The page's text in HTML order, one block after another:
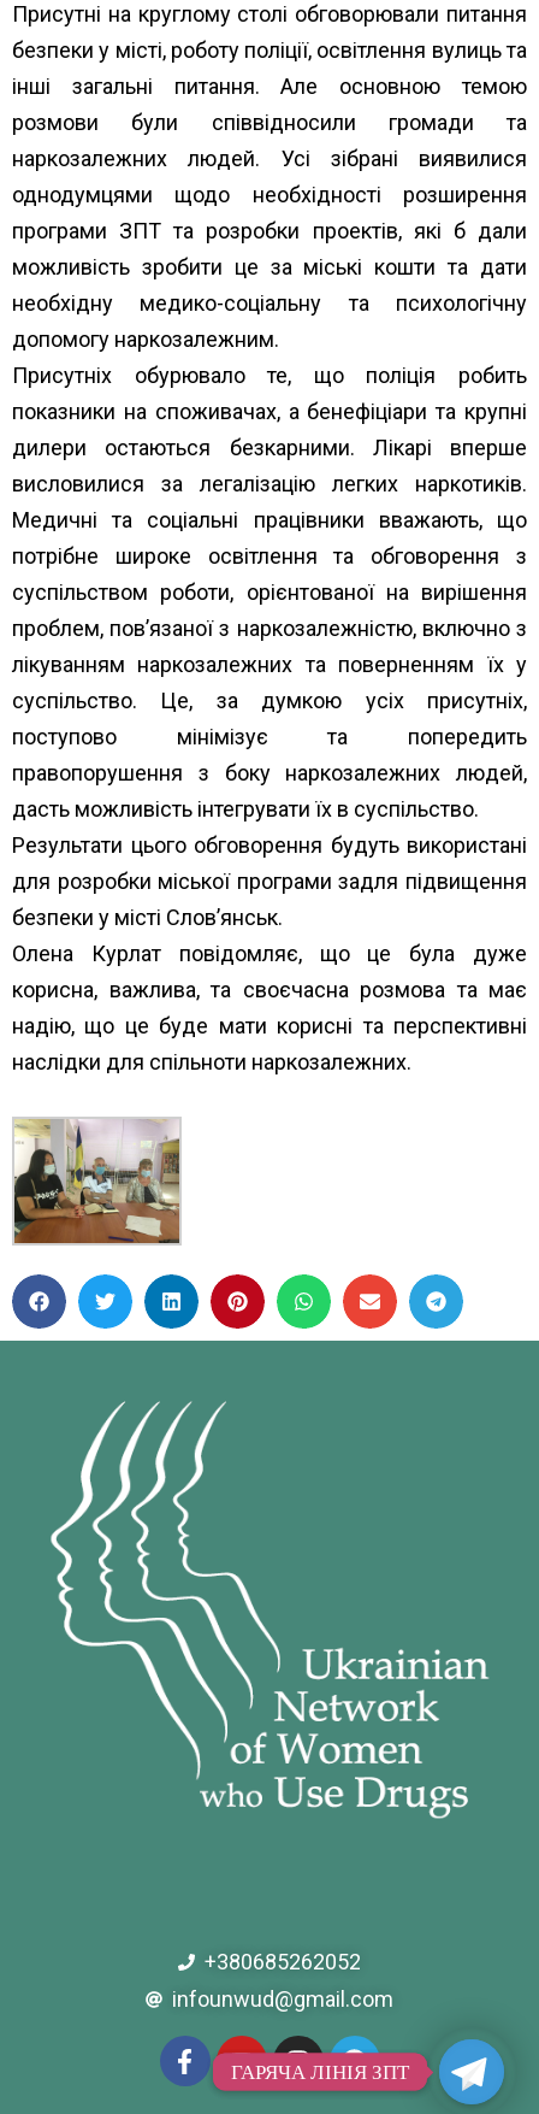
Присутні на круглому столі обговорювали питання
безпеки у місті, роботу поліції, освітлення вулиць та
інші загальні питання. Але основною темою
розмови були співвідносили громади та
наркозалежних людей. Усі зібрані виявилися
однодумцями щодо необхідності розширення
програми ЗПТ та розробки проектів, які б дали
можливість зробити це за міські кошти та дати
необхідну медико-соціальну та психологічну
допомогу наркозалежним.
Присутніх обурювало те, що поліція робить
показники на споживачах, а бенефіціари та крупні
дилери остаються безкарними. Лікарі вперше
висловилися за легалізацію легких наркотиків.
Медичні та соціальні працівники вважають, що
потрібне широке освітлення та обговорення з
суспільством роботи, орієнтованої на вирішення
проблем, пов’язаної з наркозалежністю, включно з
лікуванням наркозалежних та поверненням їх у
суспільство. Це, за думкою усіх присутніх,
поступово мінімізує та попередить
правопорушення з боку наркозалежних людей,
дасть можливість інтегрувати їх в суспільство.
Результати цього обговорення будуть використані
для розробки міської програми задля підвищення
безпеки у місті Слов’янськ.
Олена Курлат повідомляє, що це була дуже
корисна, важлива, та своєчасна розмова та має
надію, що це буде мати корисні та перспективні
наслідки для спільноти наркозалежних.
+380685262052
infounwud@gmail.com
ГАРЯЧА ЛІНІЯ ЗПТ
ГАРЯЧА ЛІНІЯ ЗПТ